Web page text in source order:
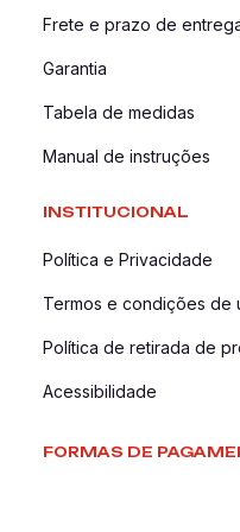
Frete e prazo de
Garantia
Tabela de medidas
Manual de instruções
INSTITUCIONAL
Política e Privacidade
Termos e condições de
Política de retirada de
Acessibilidade
FORMAS DE